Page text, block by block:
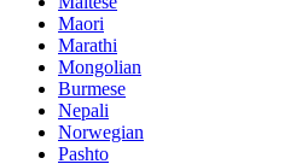
Maori
Marathi
Mongolian
Burmese
Nepali
Norwegian
Pashto